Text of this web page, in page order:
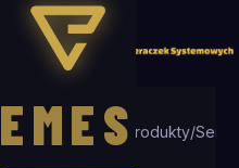
EMES
Strona główna /Produkty/Seria S